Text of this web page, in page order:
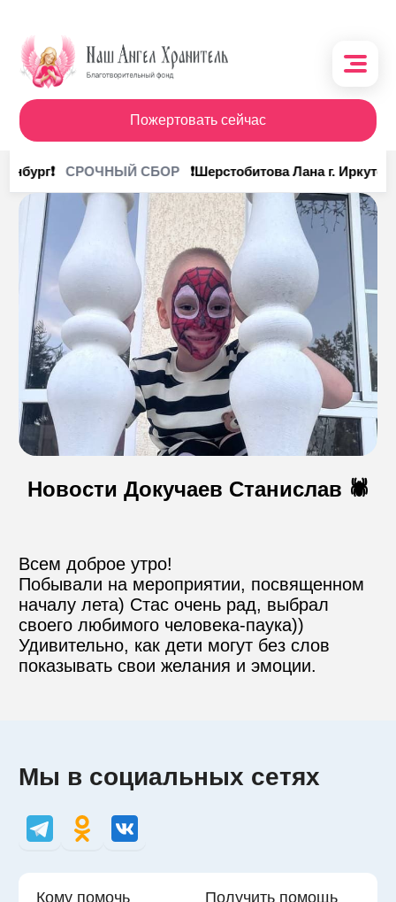
Пожертовать сейчас
О фонде
Поступления
Кому помочь
Кому помогли
Получить помощь
Сотрудничество
Контакты
телефон для связи
+74999610149
e-mail для связи
info@angel-help.ru
СРОЧНЫЙ СБОР ❗Шерстобитова Лана г. Иркутск❗
Новости Докучаев Станислав 🕷️
Всем доброе утро!
Побывали на мероприятии, посвященном
началу лета) Стас очень рад, выбрал
своего любимого человека-паука))
Удивительно, как дети могут без слов
показывать свои желания и эмоции.
Мы в социальных сетях
Кому помочь
Получить помощь